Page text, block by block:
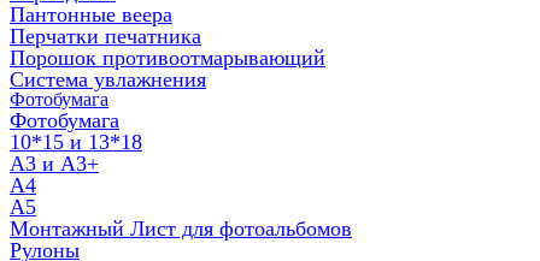
Пантонные веера
Перчатки печатника
Порошок противоотмарывающий
Система увлажнения
Фотобумага
Фотобумага
10*15 и 13*18
A3 и А3+
А4
А5
Монтажный Лист для фотоальбомов
Рулоны